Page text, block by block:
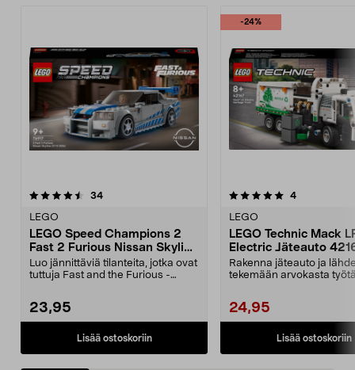
34arvostelut
LEGO
LEGO Speed Champions 2
Fast 2 Furious Nissan Skyline
GT-R (R34) 76917, yli 9-
vuotiaille
Luo jännittäviä tilanteita, jotka ovat
tuttuja Fast and the Furious -
23,95
Lisää ostoskoriin
-24%
5.0 viidestä
4arvostelut
LEGO
LEGO Technic Mack
Electric Jäteauto
vuotiaille
Rakenna jäteauto ja
tekemään arvokasta
24,95
Lisää ostoskoriin
5.0 viidestä